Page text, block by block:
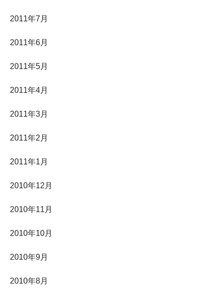
2011年7月
2011年6月
2011年5月
2011年4月
2011年3月
2011年2月
2011年1月
2010年12月
2010年11月
2010年10月
2010年9月
2010年8月